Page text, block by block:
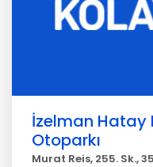
İzelman Hatay
Otoparkı
Murat Reis, 255. Sk.,